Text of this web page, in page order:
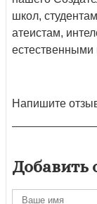
школ,
атеистам,
Напишите
Добавить